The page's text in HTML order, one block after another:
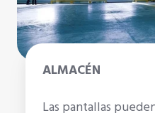
ALMACÉN
Las pantallas